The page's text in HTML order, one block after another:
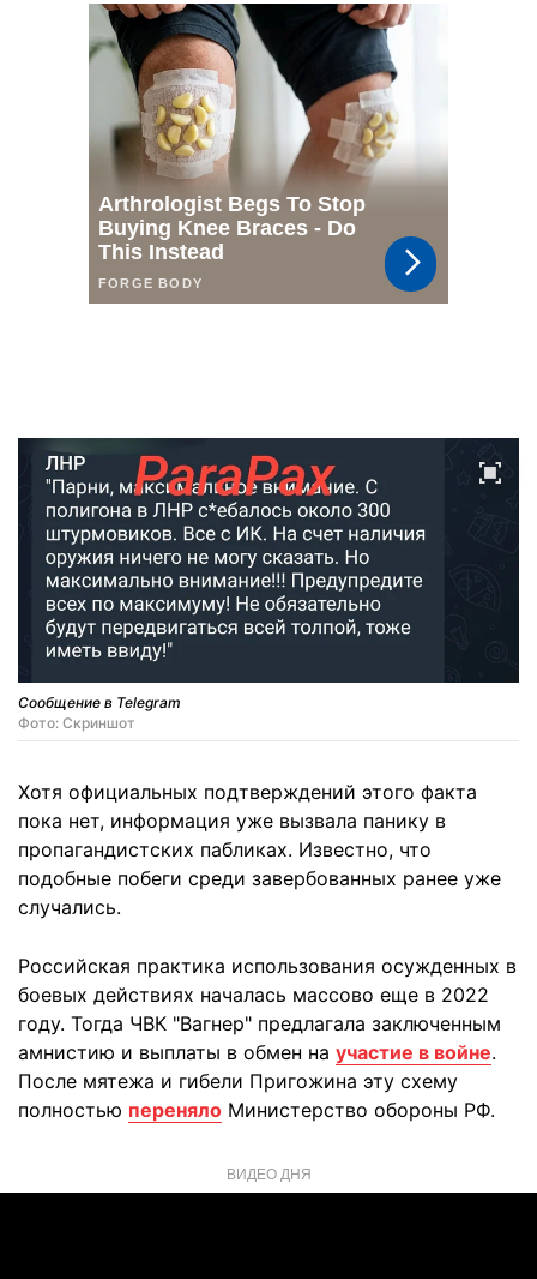
Сообщение в Telegram
Фото: Скриншот
Хотя официальных подтверждений этого факта
пока нет, информация уже вызвала панику в
пропагандистских пабликах. Известно, что
подобные побеги среди завербованных ранее уже
случались.
Российская практика использования осужденных в
боевых действиях началась массово еще в 2022
году. Тогда ЧВК "Вагнер" предлагала заключенным
амнистию и выплаты в обмен на участие в войне.
После мятежа и гибели Пригожина эту схему
полностью переняло Министерство обороны РФ.
ВИДЕО ДНЯ